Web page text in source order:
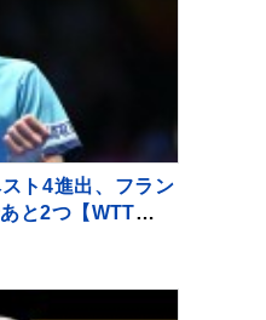
ト4進出、フラン
と2つ【WTTチャ